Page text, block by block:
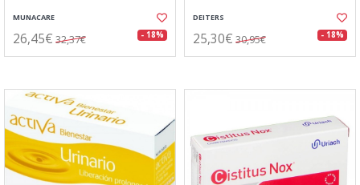
MUNACARE
26,45€ 32,37€ - 18%
DEITERS
25,30€ 30,95€ - 18%